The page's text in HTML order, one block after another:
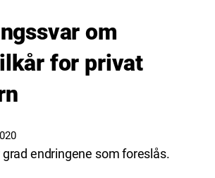
om
for privat
endringene som foreslås.